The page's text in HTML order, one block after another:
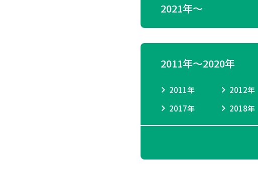
2021年〜
2011年〜2020年
2011年 2012年
2017年
2018年